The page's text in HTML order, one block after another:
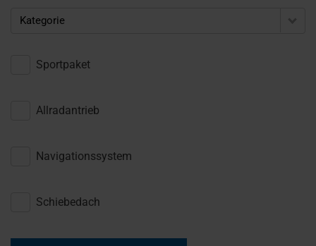
Kategorie
Sportpaket
Allradantrieb
Navigationssystem
Schiebedach